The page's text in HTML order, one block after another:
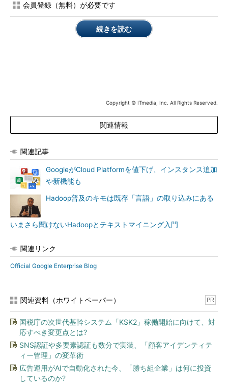
会員登録（無料）が必要です
続きを読む
Copyright © ITmedia, Inc. All Rights Reserved.
関連情報
関連記事
GoogleがCloud Platformを値下げ、インスタンス追加
や新機能も
Hadoop普及のキモは既存「言語」の取り込みにある
いまさら聞けないHadoopとテキストマイニング入門
関連リンク
Official Google Enterprise Blog
関連資料（ホワイトペーパー） PR
国税庁の次世代基幹システム「KSK2」稼働開始に向けて、対
応すべき変更点とは?
SNS認証や多要素認証も数分で実装、「顧客アイデンティテ
ィー管理」の変革術
広告運用がAIで自動化された今、「勝ち組企業」は何に投資
しているのか?